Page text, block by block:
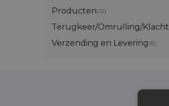
Producten(12)
Terugkeer/OmruIling/Klacht
Verzending en Levering (8)